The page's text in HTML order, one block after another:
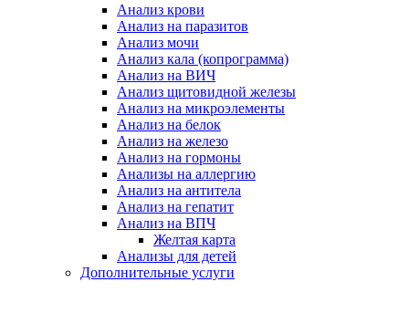
Анализ крови
Анализ на паразитов
Анализ мочи
Анализ кала (копрограмма)
Анализ на ВИЧ
Анализ щитовидной железы
Анализ на микроэлементы
Анализ на белок
Анализ на железо
Анализ на гормоны
Анализы на аллергию
Анализ на антитела
Анализ на гепатит
Анализ на ВПЧ
Желтая карта
Анализы для детей
Дополнительные услуги